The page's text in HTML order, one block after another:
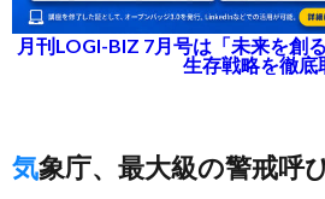
月刊LOGI-BIZ 7月号は「未来を創
生存戦略を徹底
気象庁、最大級の警戒呼